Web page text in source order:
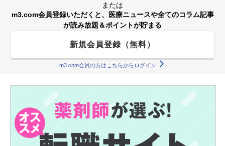
または
m3.com会員登録いただくと、医療ニュースや全てのコラム記事
が読み放題＆ポイントが貯まる
新規会員登録（無料）
m3.com会員の方はこちらからログイン